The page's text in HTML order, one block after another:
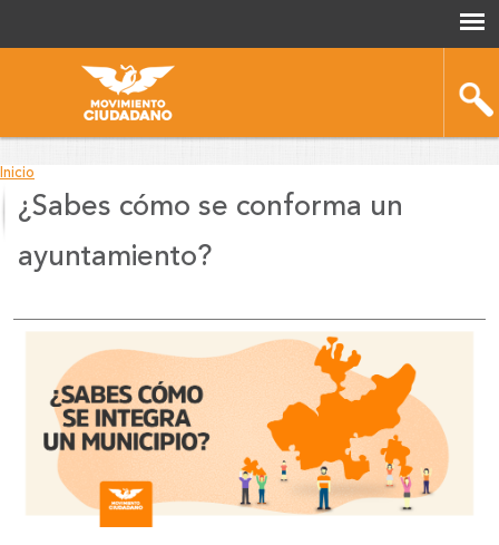
You
are
Inicio
¿Sabes cómo se conforma un
ayuntamiento?